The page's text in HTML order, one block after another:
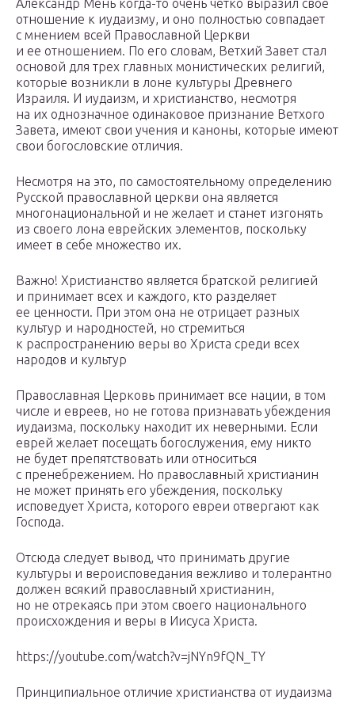
отношение к иудаизму, и оно полностью совпадает
с мнением всей Православной Церкви
и ее отношением. По его словам, Ветхий Завет стал
основой для трех главных монистических религий,
которые возникли в лоне культуры Древнего
Израиля. И иудаизм, и христианство, несмотря
на их однозначное одинаковое признание Ветхого
Завета, имеют свои учения и каноны, которые имеют
свои богословские отличия.
Несмотря на это, по самостоятельному определению
Русской православной церкви она является
многонациональной и не желает и станет изгонять
из своего лона еврейских элементов, поскольку
имеет в себе множество их.
Важно! Христианство является братской религией
и принимает всех и каждого, кто разделяет
ее ценности. При этом она не отрицает разных
культур и народностей, но стремиться
к распространению веры во Христа среди всех
народов и культур
Православная Церковь принимает все нации, в том
числе и евреев, но не готова признавать убеждения
иудаизма, поскольку находит их неверными. Если
еврей желает посещать богослужения, ему никто
не будет препятствовать или относиться
с пренебрежением. Но православный христианин
не может принять его убеждения, поскольку
исповедует Христа, которого евреи отвергают как
Господа.
Отсюда следует вывод, что принимать другие
культуры и вероисповедания вежливо и толерантно
должен всякий православный христианин,
но не отрекаясь при этом своего национального
происхождения и веры в Иисуса Христа.
https://youtube.com/watch?v=jNYn9fQN_TY
Принципиальное отличие христианства от иудаизма